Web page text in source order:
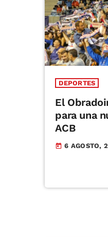
DEPORTES
El
para una
ACB
today 6 AGOSTO,